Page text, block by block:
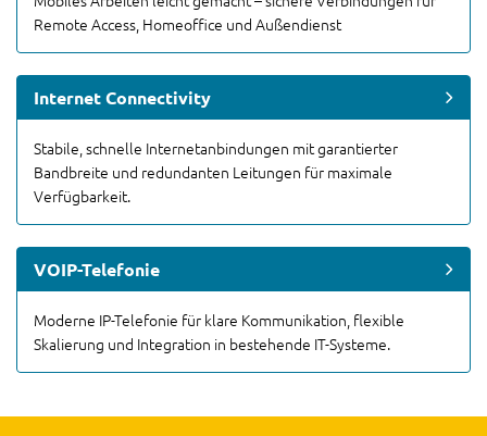
Remote Access, Homeoffice und Außendienst
Internet Connectivity
Stabile, schnelle Internetanbindungen mit garantierter
Bandbreite und redundanten Leitungen für maximale
Verfügbarkeit.
VOIP-Telefonie
Moderne IP-Telefonie für klare Kommunikation, flexible
Skalierung und Integration in bestehende IT-Systeme.